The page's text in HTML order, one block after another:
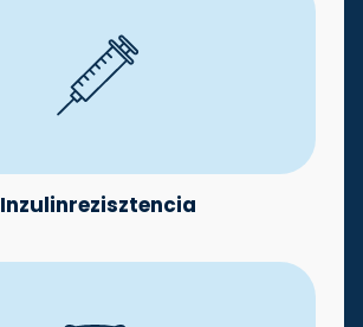
Inzulinrezisztencia